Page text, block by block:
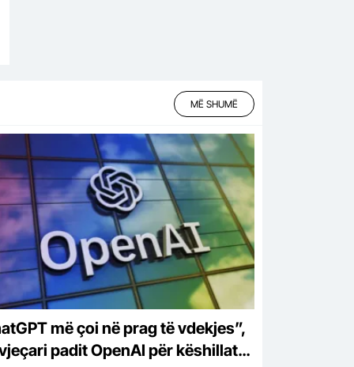
MË SHUMË
më çoi në prag të vdekjes”,
padit OpenAI për këshillat